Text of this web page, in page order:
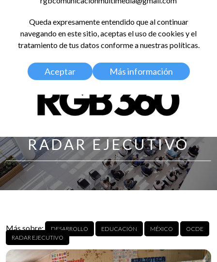
LinkedIn
RED GLOBAL
BALDOSA 360
RADAR EJECUTIVO
Más sobre: DESARROLLO EDUCACIÓN MÉXICO
OCDE
RADAR EJECUTIVO
Queda expresamente entendido que al continuar
navegando en este sitio, aceptas el uso de cookies y el
tratamiento de tus datos conforme a nuestras políticas.
Aceptar Más información